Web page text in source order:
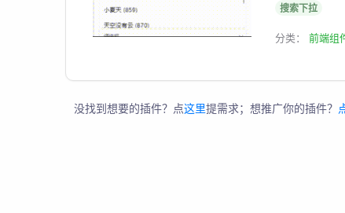
搜索下拉
分类： 前端组
没找到想要的插件？点这里提需求；想推广你的插件？